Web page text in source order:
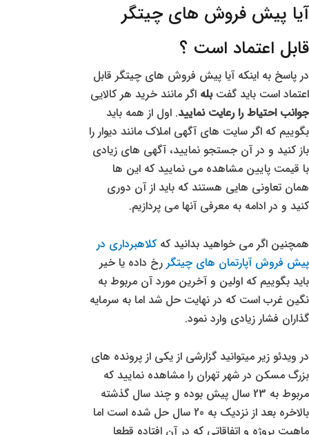
آیا پیش فروش های چیتگر
قابل اعتماد است ؟
در پاسخ به اینکه آیا پیش فروش های چیتگر قابل
اعتماد است باید گفتبله اگر مانند خرید هر کالایی
جوانب احتیاط را رعایت نمایید. اول از همه باید
بگوییم که اگر سایت های آگهی املاک مانند دیوار را
باز کنید و در آن جستجو نمایید، آگهی های زیادی
با قیمت پایین مشاهده می نمایید که این ها
همان تعاونی هایی هستند که باید از آن دوری
کنید و در ادامه به معرفی آنها می پردازیم.
همچنین اگر می خواهید بدانید که کلاهبرداری در
پیش فروش آپارتمان های چیتگر رخ داده یا خیر
باید بگوییم که اولین و آخرین مورد آن مربوط به
نگین غرب است که در نهایت حل شد اما به سرمایه
گذاران فشار زیادی وارد نمود.
در ویدئو زیر میتوانید گزارشی از یکی از پرونده های
بزرگ مسکن در شهر تهران را مشاهده نمایید که
مربوط به 23 سال پیش بوده و چند سال گذشته
بالاخره بعد از نزدیک به 20 سال حل شده است اما
ماهیت پروژه و اتفاقاتی که در آن افتاده قطعا